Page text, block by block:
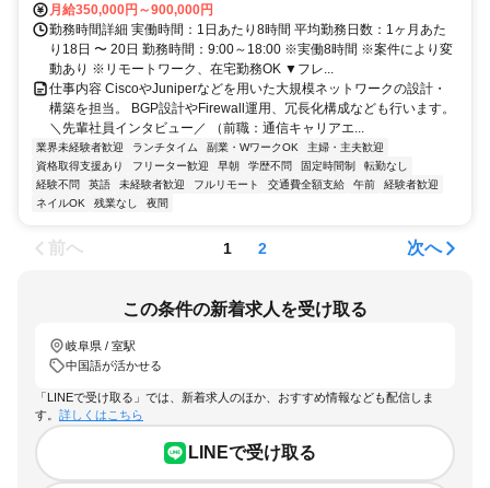
月給350,000円～900,000円
勤務時間詳細 実働時間：1日あたり8時間 平均勤務日数：1ヶ月あた
り18日 〜 20日 勤務時間：9:00～18:00 ※実働8時間 ※案件により変
動あり ※リモートワーク、在宅勤務OK ▼フレ...
仕事内容 CiscoやJuniperなどを用いた大規模ネットワークの設計・
構築を担当。 BGP設計やFirewall運用、冗長化構成なども行います。
＼先輩社員インタビュー／ （前職：通信キャリアエ...
業界未経験者歓迎 ランチタイム 副業・WワークOK
主婦・主夫歓迎
資格取得支援あり
フリーター歓迎 早朝 学歴不問 固定時間制
転勤なし
経験不問
英語 未経験者歓迎 フルリモート 交通費全額支給 午前
経験者歓迎
ネイルOK
残業なし 夜間
前へ 1 2 次へ
この条件の新着求人を受け取る
岐阜県 / 室駅
中国語が活かせる
「LINEで受け取る」では、新着求人のほか、おすすめ情報なども配信しま
す。 詳しくはこちら
LINEで受け取る